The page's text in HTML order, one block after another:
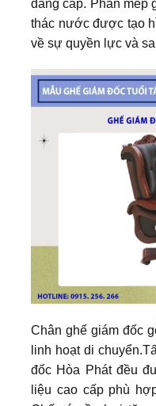
đẳng cấp. Phần mép
thác nước được tạo
về sự quyền lực và
Chân ghế giám đốc
linh hoạt di
đốc Hòa Phát đều
liệu cao cấp phù